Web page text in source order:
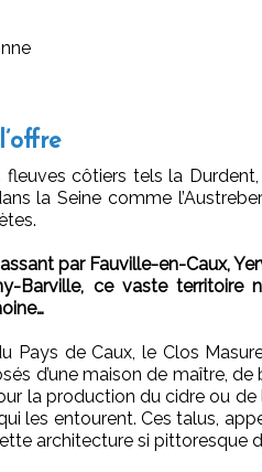
fleuves côtiers tels la
la Seine comme
par Fauville-en-Caux,
Barville, ce vaste territoire
Pays de Caux, le Clos
d’une maison de maître,
la production du cidre ou
les entourent. Ces talus,
architecture si pittoresque